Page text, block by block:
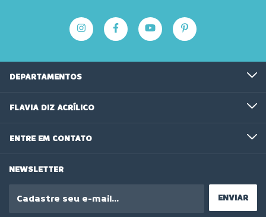
DEPARTAMENTOS
FLAVIA DIZ ACRÍLICO
ENTRE EM CONTATO
NEWSLETTER